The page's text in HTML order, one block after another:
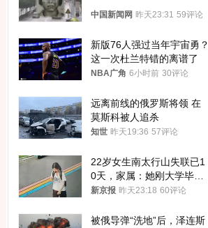
中国新闻网 昨天23:31 59评论
新版76人强过当年宇宙勇？
这一次杜兰特错的离谱了
NBA广角 6小时前 30评论
远离前线的俄罗斯将领 在
莫斯科被人追杀
知世 昨天19:36 57评论
22岁女生南太行山失联已1
0天，家属：她刚大学毕业
想到山里旅行
新京报 昨天23:18 60评论
被俄导弹“洗地”后，泽连斯